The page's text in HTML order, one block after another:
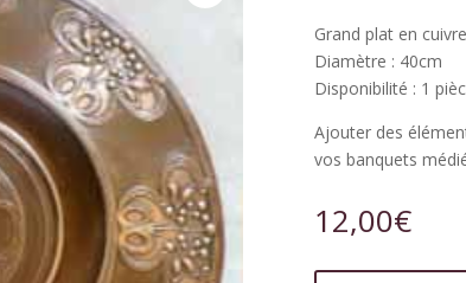
Grand plat en
Diamètre : 40cm
Disponibilité : 1
Ajouter des
vos banquets
12,00€